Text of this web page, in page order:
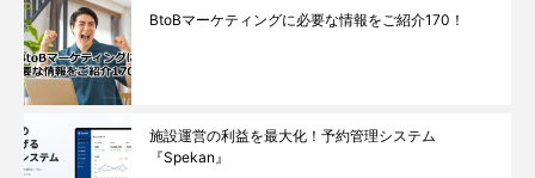
BtoBマーケティングに必要な情報をご紹介170！
施設運営の利益を最大化！予約管理システム
『Spekan』